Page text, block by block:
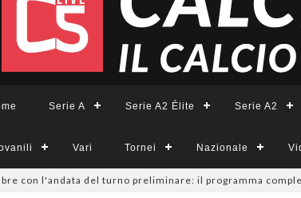
Serie A Serie A2 Élite Serie A2
Vari Tornei Nazionale
del turno preliminare: il programma completo 07/